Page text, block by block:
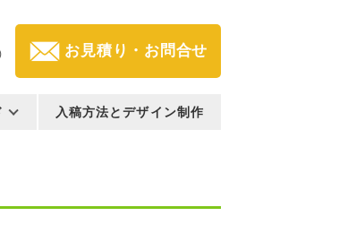
お見積り・お問合せ
入稿方法とデザイン制作